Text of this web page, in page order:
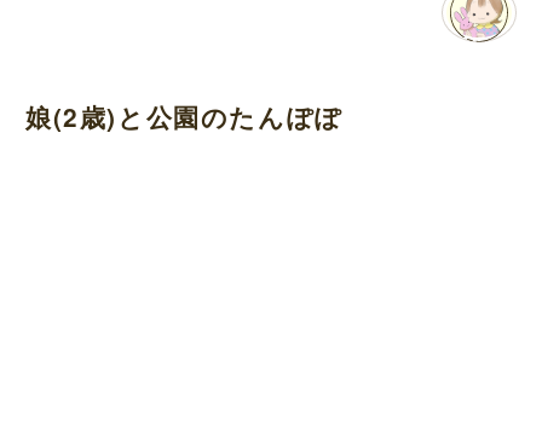
娘(2歳)と公園のたんぽぽ